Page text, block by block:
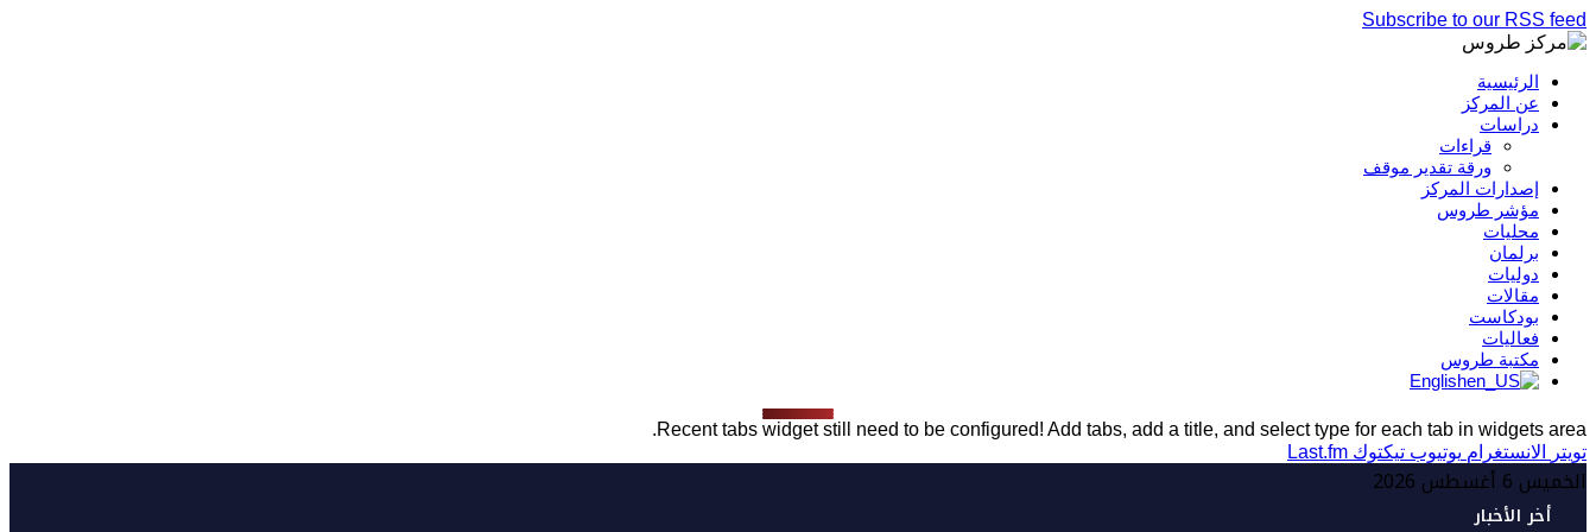
Subscribe to our RSS feed
الرئيسية
عن المركز
دراسات
قراءات
ورقة تقدير موقف
إصدارات المركز
مؤشر طروس
محليات
برلمان
دوليات
مقالات
بودكاست
فعاليات
مكتبة طروس
English
Recent tabs widget still need to be configured! Add tabs, add a title, and select type for each tab in widgets area.
تويتر
الانستغرام يوتيوب تيكتوك Last.fm
الخميس 6 أغسطس 2026
أخر الأخبار